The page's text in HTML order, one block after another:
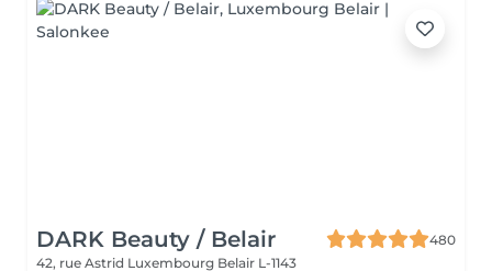
DARK Beauty / Belair
480
42, rue Astrid Luxembourg Belair L-1143